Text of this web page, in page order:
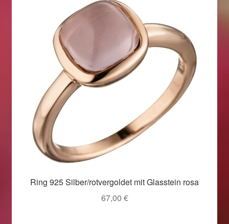
Ring 925 Silber/rotvergoldet mit Glasstein rosa
67,00 €